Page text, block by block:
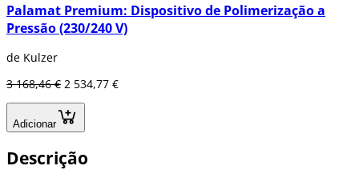
Palamat Premium: Dispositivo de Polimerização a
Pressão (230/240 V)
de Kulzer
3 168,46 € 2 534,77 €
Adicionar
Descrição